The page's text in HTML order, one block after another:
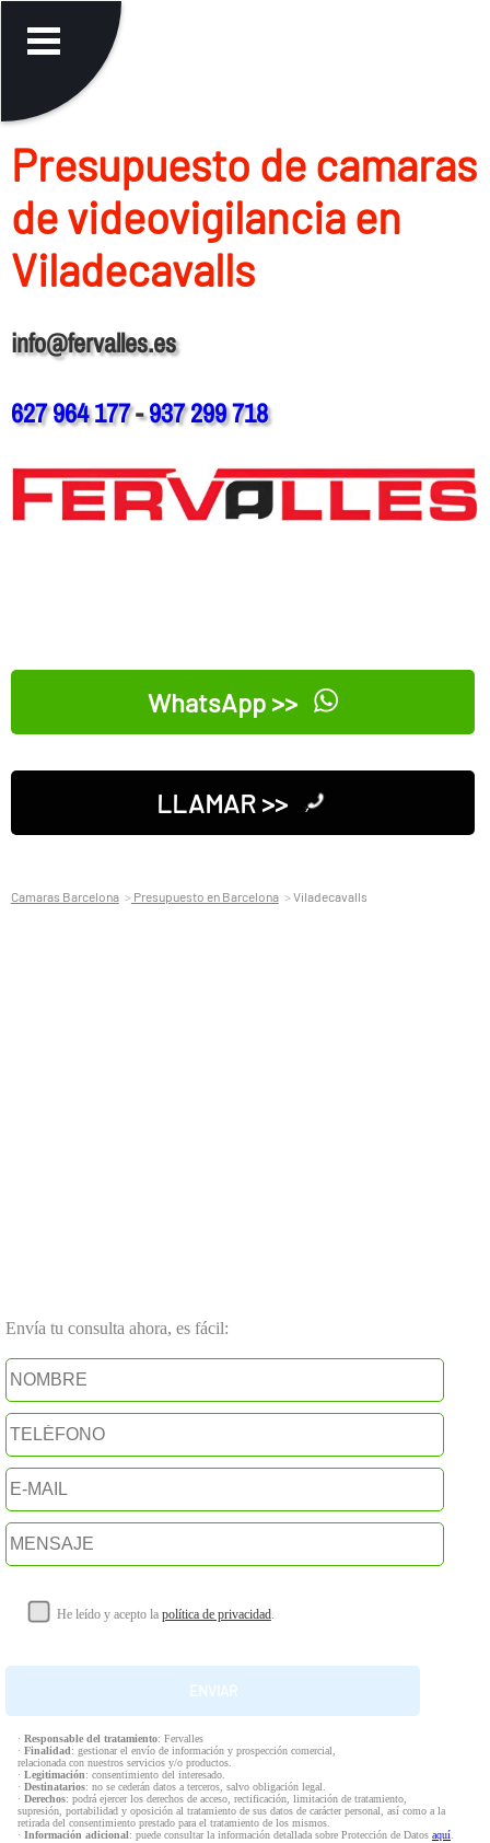
Presupuesto de camaras
de videovigilancia en
Viladecavalls
info@fervalles.es
627 964 177-937 299 718
WhatsApp >>
LLAMAR >>
Camaras Barcelona Presupuesto en Barcelona Viladecavalls
Envía tu consulta ahora, es fácil:
He leído y acepto la política de privacidad.
· Responsable del tratamiento: Fervalles
· Finalidad: gestionar el envío de información y prospección comercial,
relacionada con nuestros servicios y/o productos.
· Legitimación: consentimiento del interesado.
· Destinatarios: no se cederán datos a terceros, salvo obligación legal.
· Derechos: podrá ejercer los derechos de acceso, rectificación, limitación de tratamiento,
supresión, portabilidad y oposición al tratamiento de sus datos de carácter personal, así como a la
retirada del consentimiento prestado para el tratamiento de los mismos.
· Información adicional: puede consultar la información detallada sobre Protección de Datos aquí.